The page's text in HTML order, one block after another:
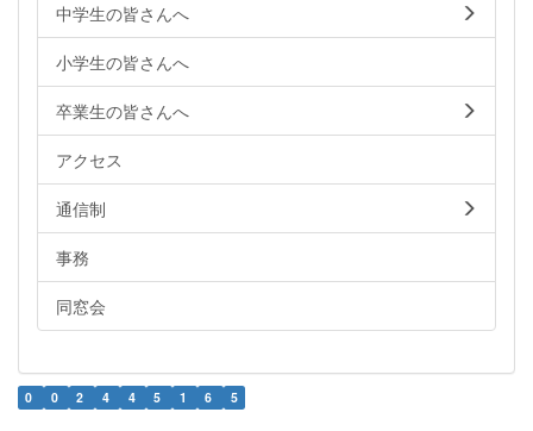
中学生の皆さんへ
小学生の皆さんへ
卒業生の皆さんへ
アクセス
通信制
事務
同窓会
0 0 2 4 4 5 1 6 5